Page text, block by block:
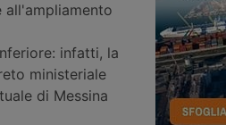
infatti, la
ministeriale
di Messina